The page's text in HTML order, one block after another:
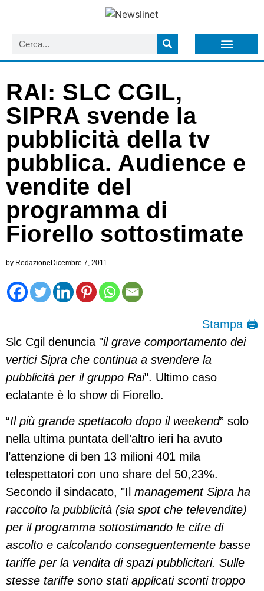
RAI: SLC CGIL,
SIPRA svende la
pubblicità della tv
pubblica. Audience e
vendite del
programma di
Fiorello sottostimate
by RedazioneDicembre 7, 2011
Stampa 🖨
Slc Cgil denuncia "il grave comportamento dei
vertici Sipra che continua a svendere la
pubblicità per il gruppo Rai". Ultimo caso
eclatante è lo show di Fiorello.
“Il più grande spettacolo dopo il weekend” solo
nella ultima puntata dell’altro ieri ha avuto
l’attenzione di ben 13 milioni 401 mila
telespettatori con uno share del 50,23%.
Secondo il sindacato, "Il management Sipra ha
raccolto la pubblicità (sia spot che televendite)
per il programma sottostimando le cifre di
ascolto e calcolando conseguentemente basse
tariffe per la vendita di spazi pubblicitari. Sulle
stesse tariffe sono stati applicati sconti troppo